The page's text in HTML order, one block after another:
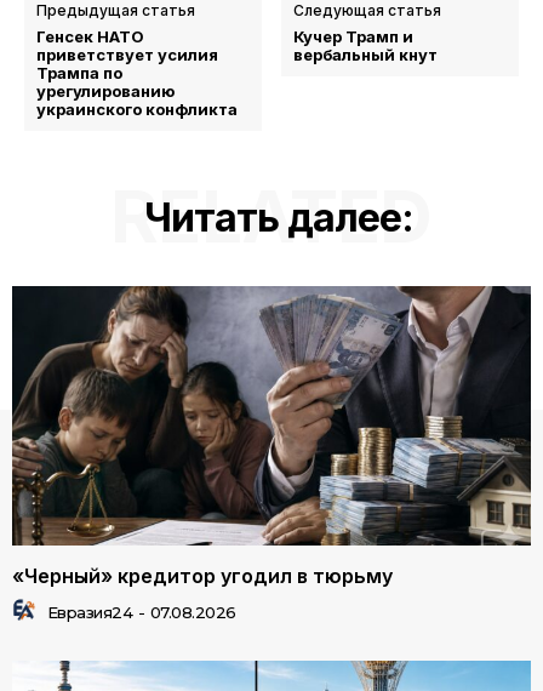
Предыдущая статья
Генсек НАТО
приветствует усилия
Трампа по
урегулированию
украинского конфликта
Следующая статья
Кучер Трамп и
вербальный кнут
Читать далее:
RELATED
«Черный» кредитор угодил в тюрьму
Евразия24 - 07.08.2026